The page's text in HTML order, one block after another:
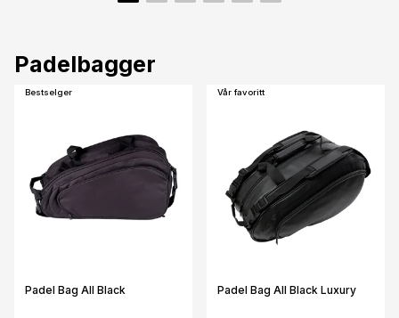
Padelbagger
Bestselger
Padel Bag All Black
Vår favoritt
Padel Bag All Black Luxury